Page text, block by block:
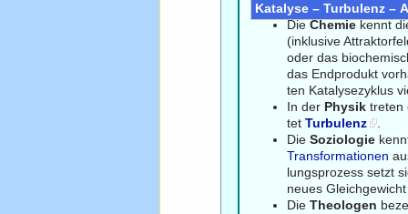
Katalyse – Turbulenz –
DieChemiekennt
(inklusive
oder das
das Endprodukt
ten Katalysezyklus
In der Physik treten
tetTurbulenz
.
DieSoziologie
Transformationen
lungsprozess setzt
neues
DieTheologen